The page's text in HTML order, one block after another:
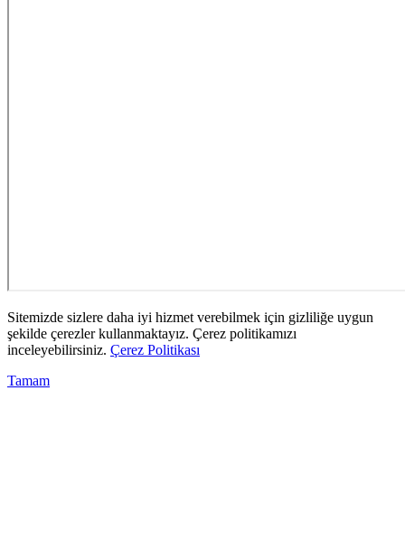
Sitemizde sizlere daha iyi hizmet verebilmek için gizliliğe uygun
şekilde çerezler kullanmaktayız. Çerez politikamızı
inceleyebilirsiniz. Çerez Politikası
Tamam